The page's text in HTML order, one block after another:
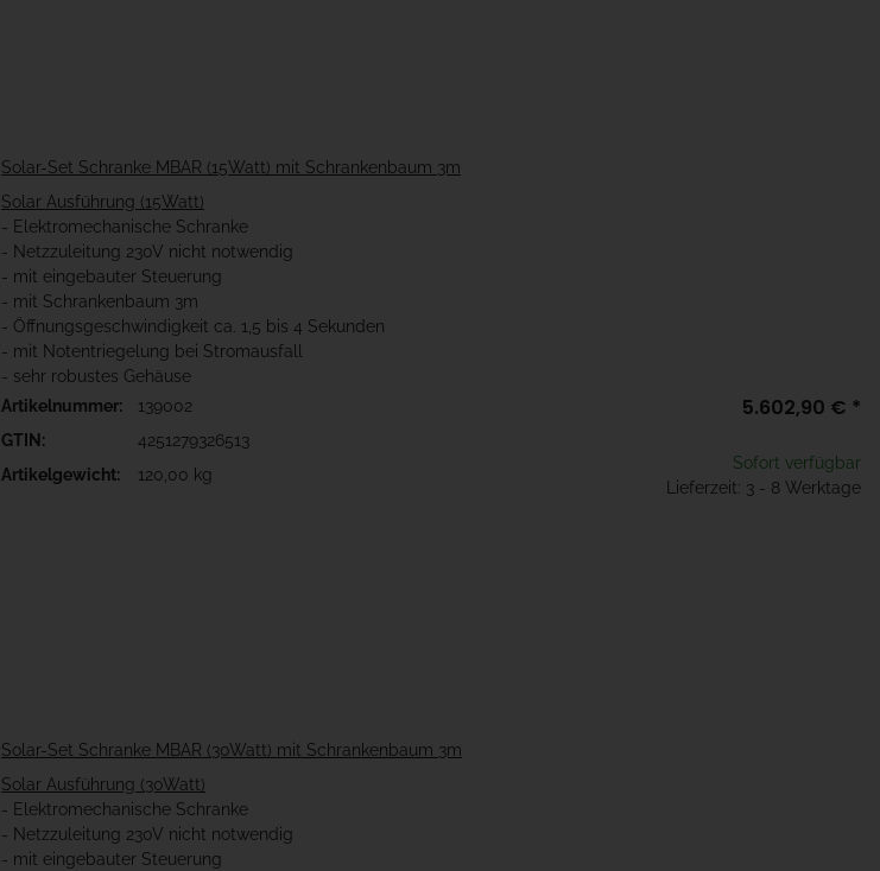
Solar-Set Schranke MBAR (15Watt) mit Schrankenbaum 3m
Solar Ausführung (15Watt)
- Elektromechanische Schranke
- Netzzuleitung 230V nicht notwendig
- mit eingebauter Steuerung
- mit Schrankenbaum 3m
- Öffnungsgeschwindigkeit ca. 1,5 bis 4 Sekunden
- mit Notentriegelung bei Stromausfall
- sehr robustes Gehäuse
Artikelnummer:
139002
GTIN:
4251279326513
Artikelgewicht:
120,00 kg
5.602,90 € *
Sofort verfügbar
Lieferzeit: 3 - 8 Werktage
Solar-Set Schranke MBAR (30Watt) mit Schrankenbaum 3m
Solar Ausführung (30Watt)
- Elektromechanische Schranke
- Netzzuleitung 230V nicht notwendig
- mit eingebauter Steuerung